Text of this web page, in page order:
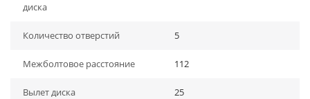
диска
Количество отверстий 5
Межболтовое расстояние 112
Вылет диска 25